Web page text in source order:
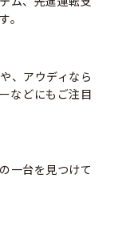
。
、アウディなら
などにもご注目
一台を見つけて